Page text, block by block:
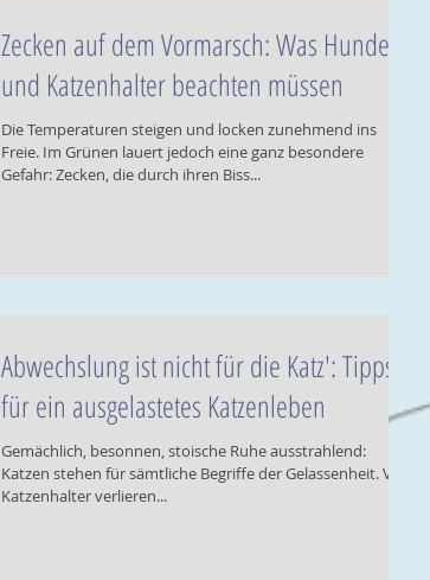
Zecken auf dem Vormarsch: Was Hunde-
und Katzenhalter beachten müssen
Die Temperaturen steigen und locken zunehmend ins
Freie. Im Grünen lauert jedoch eine ganz besondere
Gefahr: Zecken, die durch ihren Biss...
Abwechslung ist nicht für die Katz': Tipps
für ein ausgelastetes Katzenleben
Gemächlich, besonnen, stoische Ruhe ausstrahlend:
Katzen stehen für sämtliche Begriffe der Gelassenheit. Viele
Katzenhalter verlieren...